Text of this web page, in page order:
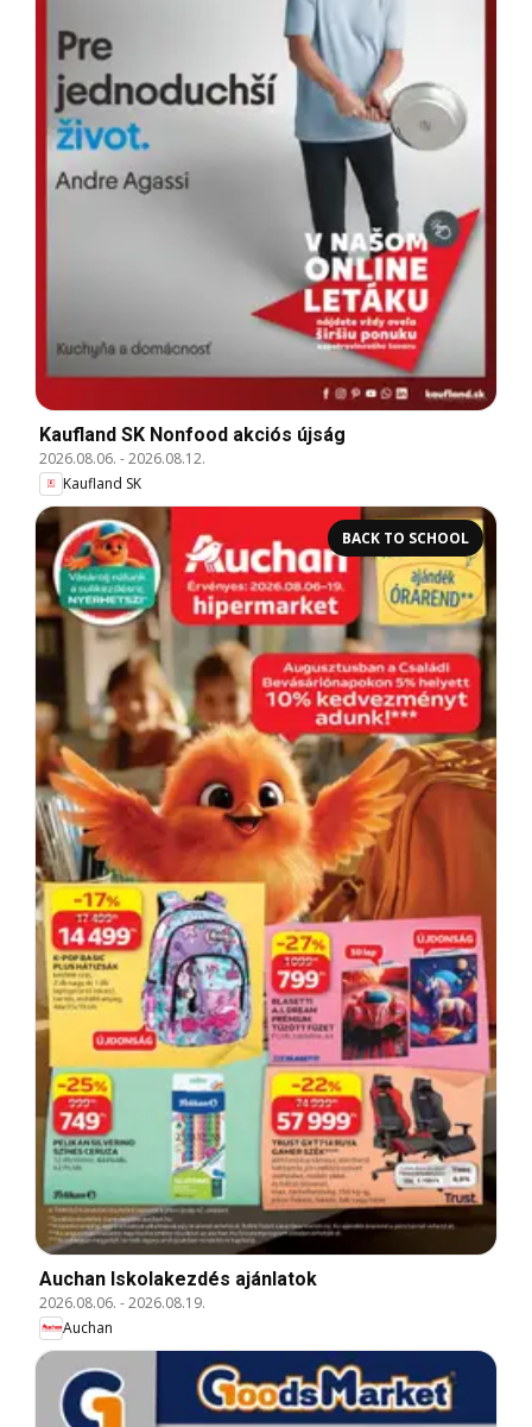
Kaufland SK Nonfood akciós újság
2026.08.06. -2026.08.12.
Kaufland SK
BACK TO SCHOOL
Auchan Iskolakezdés ajánlatok
2026.08.06. -2026.08.19.
Auchan